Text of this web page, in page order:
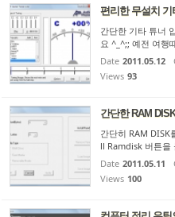
편리한 무설치 기
간단한 기타 튜너
요 ^_^;; 예전 여행
다. 컴퓨터의 마이
튜닝을 도와줍니
행...
Date 2011.05.12
Views 93
간단한 RAM
간단히 RAM
ll Ramdisk 버튼을
등을 잡아 두시면,
Date 2011.05.11
Views 100